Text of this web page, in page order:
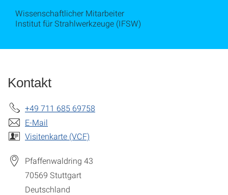
Wissenschaftlicher Mitarbeiter
Institut für Strahlwerkzeuge (IFSW)
Kontakt
+49 711 685 69758
E-Mail
Visitenkarte (VCF)
Pfaffenwaldring 43
70569 Stuttgart
Deutschland